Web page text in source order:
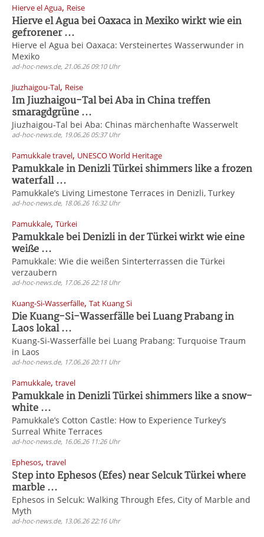
Hierve el Agua, Reise
Hierve el Agua bei Oaxaca in Mexiko wirkt wie ein
gefrorener ...
Hierve el Agua bei Oaxaca: Versteinertes Wasserwunder in
Mexiko
ad-hoc-news.de, 21.06.26 09:10 Uhr
Jiuzhaigou-Tal, Reise
Im Jiuzhaigou-Tal bei Aba in China treffen
smaragdgrüne ...
Jiuzhaigou-Tal bei Aba: Chinas märchenhafte Wasserwelt
ad-hoc-news.de, 19.06.26 05:37 Uhr
Pamukkale travel, UNESCO World Heritage
Pamukkale in Denizli Türkei shimmers like a frozen
waterfall ...
Pamukkale’s Living Limestone Terraces in Denizli, Turkey
ad-hoc-news.de, 18.06.26 16:32 Uhr
Pamukkale, Türkei
Pamukkale bei Denizli in der Türkei wirkt wie eine
weiße ...
Pamukkale: Wie die weißen Sinterterrassen die Türkei
verzaubern
ad-hoc-news.de, 17.06.26 22:18 Uhr
Kuang-Si-Wasserfälle, Tat Kuang Si
Die Kuang-Si-Wasserfälle bei Luang Prabang in
Laos lokal ...
Kuang-Si-Wasserfälle bei Luang Prabang: Turquoise Traum
in Laos
ad-hoc-news.de, 17.06.26 20:11 Uhr
Pamukkale, travel
Pamukkale in Denizli Türkei shimmers like a snow-
white ...
Pamukkale’s Cotton Castle: How to Experience Turkey’s
Surreal White Terraces
ad-hoc-news.de, 16.06.26 11:26 Uhr
Ephesos, travel
Step into Ephesos (Efes) near Selcuk Türkei where
marble ...
Ephesos in Selcuk: Walking Through Efes, City of Marble and
Myth
ad-hoc-news.de, 13.06.26 22:16 Uhr